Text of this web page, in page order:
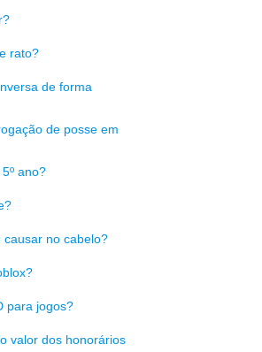
rato?
de forma
de posse em
ano?
no cabelo?
para jogos?
valor dos honorários